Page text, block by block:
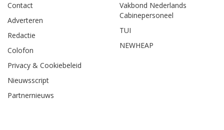
Contact
Adverteren
Redactie
Colofon
Privacy & Cookiebeleid
Nieuwsscript
Partnernieuws
Vakbond Nederlands
Cabinepersoneel
TUI
NEWHEAP